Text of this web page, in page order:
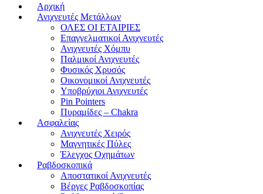
Αρχική
Ανιχνευτές Μετάλλων
ΟΛΕΣ ΟΙ ΕΤΑΙΡΙΕΣ
Επαγγελματικοί Ανιχνευτές
Ανιχνευτές Χόμπυ
Παλμικοί Ανιχνευτές
Φυσικός Χρυσός
Οικονομικοί Ανιχνευτές
Υποβρύχιοι Ανιχνευτές
Pin Pointers
Πυραμίδες – Chakra
Ασφαλείας
Ανιχνευτές Χειρός
Μαγνητικές Πύλες
Έλεγχος Οχημάτων
Ραβδοσκοπικά
Αποστατικοί Ανιχνευτές
Βέργες Ραβδοσκοπίας